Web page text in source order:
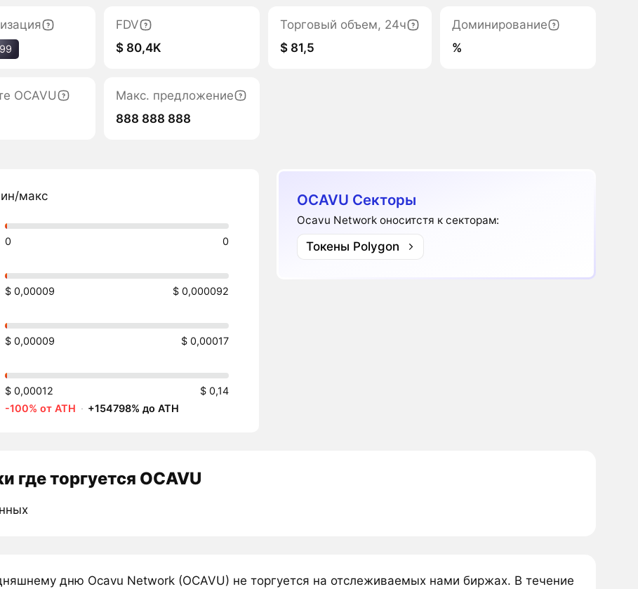
FDV
$ 80,4K
Торговый объем, 24ч
$ 81,5
Доминирование
%
OCAVU
Макс. предложение
888 888 888
макс
0 0
$ 0,00009 $ 0,000092
$ 0,00009 $ 0,00017
$ 0,00012
$ 0,14
-100% от ATH · +154798% до ATH
OCAVU Секторы
Ocavu Network оноситстя к секторам:
Токены Polygon
где торгуется OCAVU
дню Ocavu Network (OCAVU) не торгуется на отслеживаемых нами биржах. В течение